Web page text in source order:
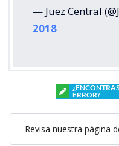
— Juez Central
2018
ERROR?
Revisa nuestra página